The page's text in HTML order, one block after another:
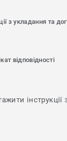
з укладання та
відповідності